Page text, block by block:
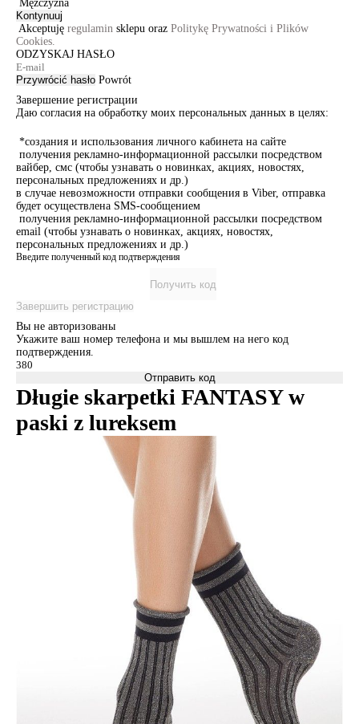
Mężczyzna
Kontynuuj
Akceptuję regulamin sklepu oraz Politykę Prywatności i Plików
Cookies.
ODZYSKAJ HASŁO
Przywrócić hasło Powrót
Завершение регистрации
Даю согласия на обработку моих персональных данных в целях:
*создания и использования личного кабинета на сайте
получения рекламно-информационной рассылки посредством
вайбер, смс (чтобы узнавать о новинках, акциях, новостях,
персональных предложениях и др.)
в случае невозможности отправки сообщения в Viber, отправка
будет осуществлена SMS-сообщением
получения рекламно-информационной рассылки посредством
email (чтобы узнавать о новинках, акциях, новостях,
персональных предложениях и др.)
Введите полученный код подтверждения
Получить код
Завершить регистрацию
Вы не авторизованы
Укажите ваш номер телефона и мы вышлем на него код
подтверждения.
Отправить код
Długie skarpetki FANTASY w
paski z lureksem